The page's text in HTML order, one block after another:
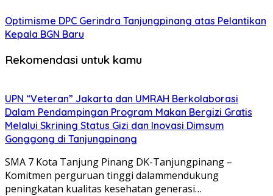
Optimisme DPC Gerindra Tanjungpinang atas Pelantikan
Kepala BGN Baru
Rekomendasi untuk kamu
UPN “Veteran” Jakarta dan UMRAH Berkolaborasi
Dalam Pendampingan Program Makan Bergizi Gratis
Melalui Skrining Status Gizi dan Inovasi Dimsum
Gonggong di Tanjungpinang
SMA 7 Kota Tanjung Pinang DK-Tanjungpinang –
Komitmen perguruan tinggi dalammendukung
peningkatan kualitas kesehatan generasi…